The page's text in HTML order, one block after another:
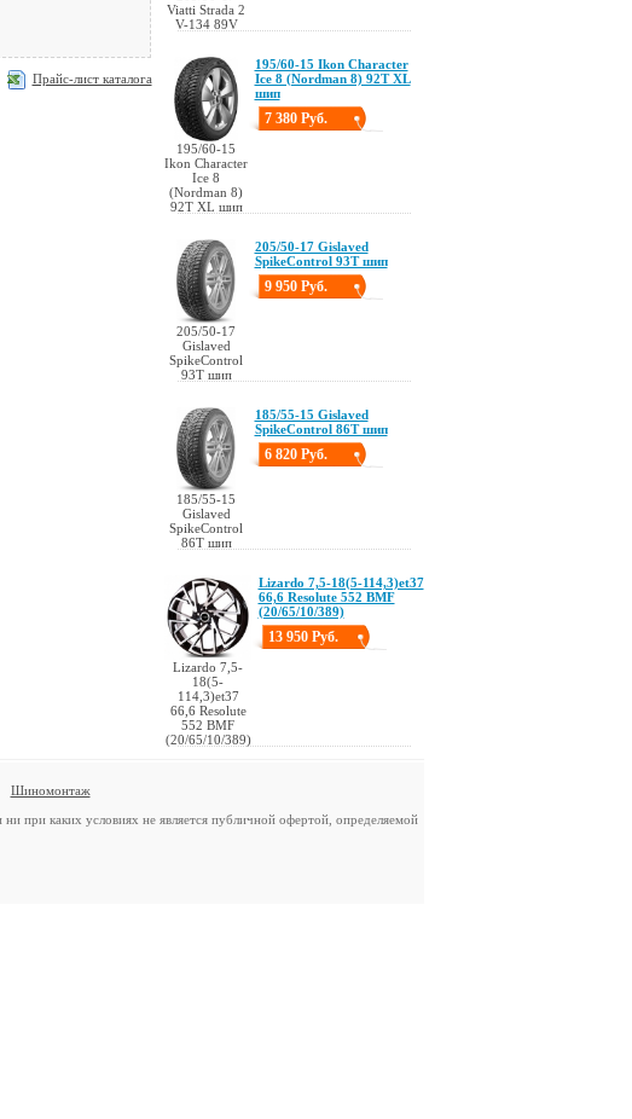
Прайс-лист каталога
Viatti Strada 2
V-134 89V
195/60-15
Ikon Character
Ice 8
(Nordman 8)
92T XL шип
195/60-15 Ikon Character
Ice 8 (Nordman 8) 92T XL
шип
7 380 Руб.
205/50-17
Gislaved
SpikeControl
93T шип
205/50-17 Gislaved
SpikeControl 93T шип
9 950 Руб.
185/55-15
Gislaved
SpikeControl
86T шип
185/55-15 Gislaved
SpikeControl 86T шип
6 820 Руб.
Lizardo 7,5-
18(5-
114,3)et37
66,6 Resolute
552 BMF
(20/65/10/389)
Lizardo 7,5-18(5-114,3)et37
66,6 Resolute 552 BMF
(20/65/10/389)
13 950 Руб.
Шиномонтаж
при каких условиях не является публичной офертой, определяемой